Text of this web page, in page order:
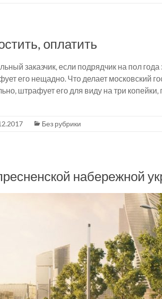
оплатить
заказчик, если подрядчик на пол
его нещадно. Что делает московский
штрафует его для виду на три
Без рубрики
набережной